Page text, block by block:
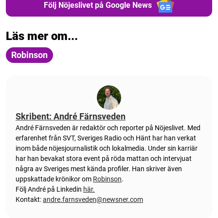
Följ Nöjeslivet på Google News
Läs mer om...
Robinson
Skribent: André Färnsveden
André Färnsveden är redaktör och reporter på Nöjeslivet. Med
erfarenhet från SVT, Sveriges Radio och Hänt har han verkat
inom både nöjesjournalistik och lokalmedia. Under sin karriär
har han bevakat stora event på röda mattan och intervjuat
några av Sveriges mest kända profiler. Han skriver även
uppskattade krönikor om Robinson.
Följ André på Linkedin här.
Kontakt:andre.farnsveden@newsner.com